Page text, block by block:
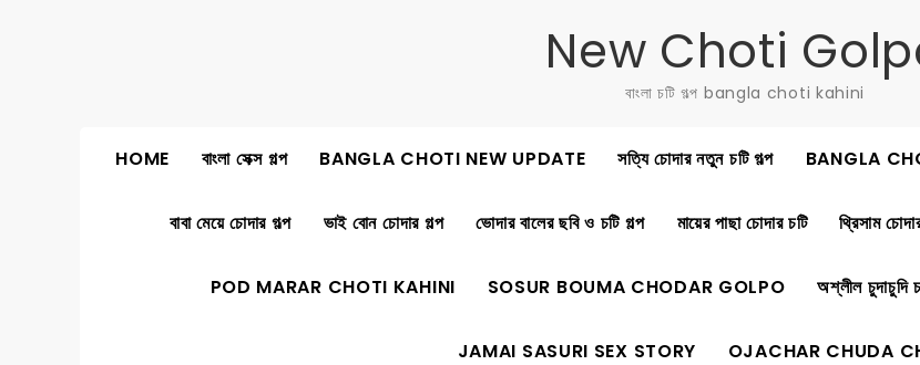
New Choti
বাংলা চটি গল্প bangla choti kahini
HOME বাংলা সেক্স গল্প BANGLA CHOTI NEW UPDATE সত্যি চোদার নতুন চটি গল্প BANGLA
বাবা মেয়ে চোদার গল্প ভাই বোন চোদার গল্প ভোদার বালের ছবি ও চটি গল্প মায়ের পাছা চোদার চটি থ্রিসাম
POD MARAR CHOTI KAHINI SOSUR BOUMA CHODAR GOLPO অশ্লীল চুদাচুদি
JAMAI SASURI SEX STORY OJACHAR CHUDA